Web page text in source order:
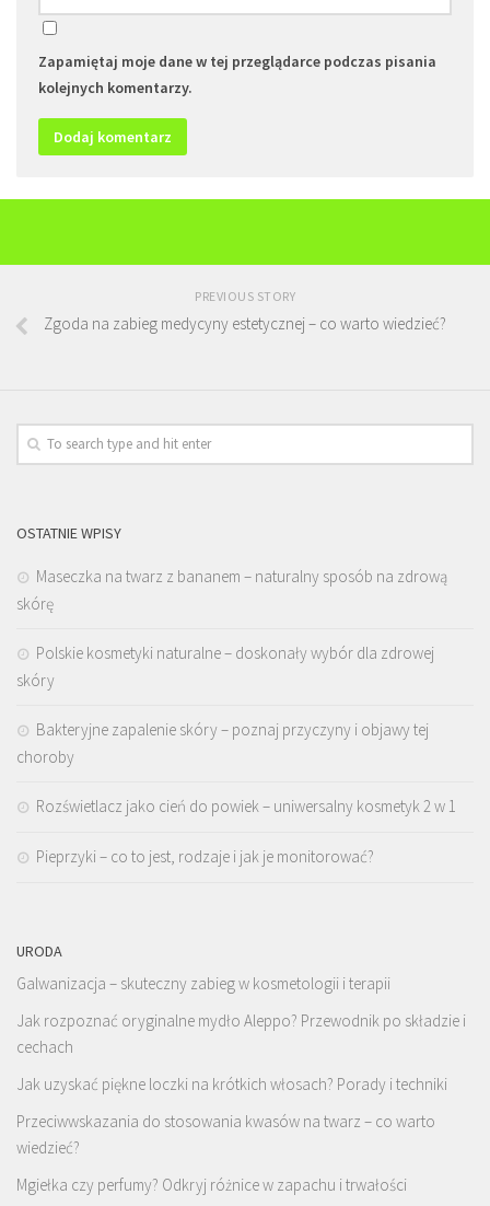
Zapamiętaj moje dane w tej przeglądarce podczas pisania
kolejnych komentarzy.
PREVIOUS STORY
Zgoda na zabieg medycyny estetycznej – co warto wiedzieć?
OSTATNIE WPISY
Maseczka na twarz z bananem – naturalny sposób na zdrową
skórę
Polskie kosmetyki naturalne – doskonały wybór dla zdrowej
skóry
Bakteryjne zapalenie skóry – poznaj przyczyny i objawy tej
choroby
Rozświetlacz jako cień do powiek – uniwersalny kosmetyk 2 w 1
Pieprzyki – co to jest, rodzaje i jak je monitorować?
URODA
Galwanizacja – skuteczny zabieg w kosmetologii i terapii
Jak rozpoznać oryginalne mydło Aleppo? Przewodnik po składzie i
cechach
Jak uzyskać piękne loczki na krótkich włosach? Porady i techniki
Przeciwwskazania do stosowania kwasów na twarz – co warto
wiedzieć?
Mgiełka czy perfumy? Odkryj różnice w zapachu i trwałości